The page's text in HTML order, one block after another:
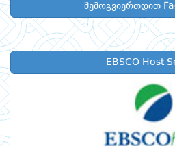
შემოგვიერთდით
EBSCO Host